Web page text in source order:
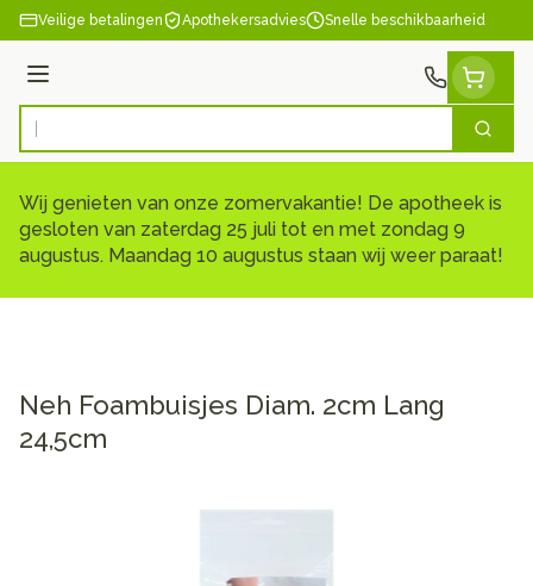
Ga naar de inhoud
Veilige betalingen Apothekersadvies Snelle beschikbaarheid
Menu
Product, merk, categorie... Zoek
Wij genieten van onze zomervakantie! De apotheek is
gesloten van zaterdag 25 juli tot en met zondag 9
augustus. Maandag 10 augustus staan wij weer paraat!
Neh Foambuisjes Diam. 2cm Lang
24,5cm